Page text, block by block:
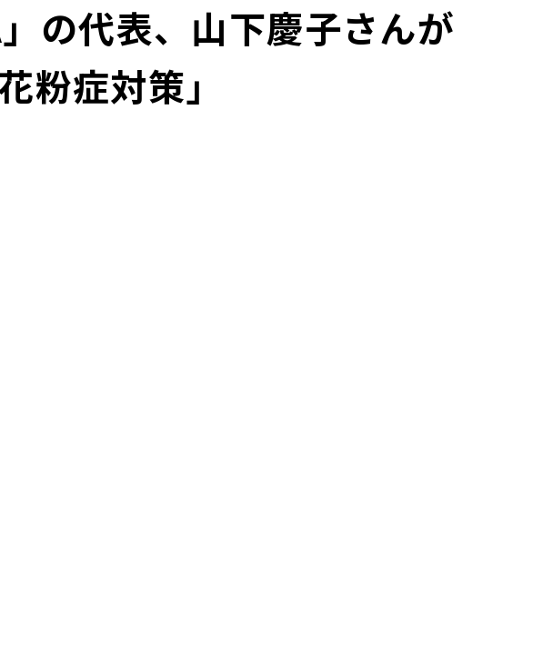
の代表、山下慶子さんが
粉症対策」